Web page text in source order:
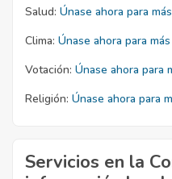
Salud: Únase ahora para
Clima: Únase ahora para
Votación: Únase ahora para
Religión: Únase ahora para
Servicios en la